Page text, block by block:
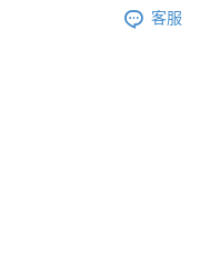
客服